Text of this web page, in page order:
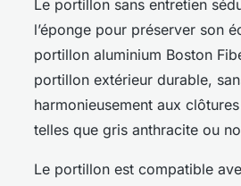
Le portillon sans entretien
l’éponge pour préserver son
portillon aluminium Boston
portillon extérieur durable,
harmonieusement aux
telles que gris anthracite ou
Le portillon est compatible